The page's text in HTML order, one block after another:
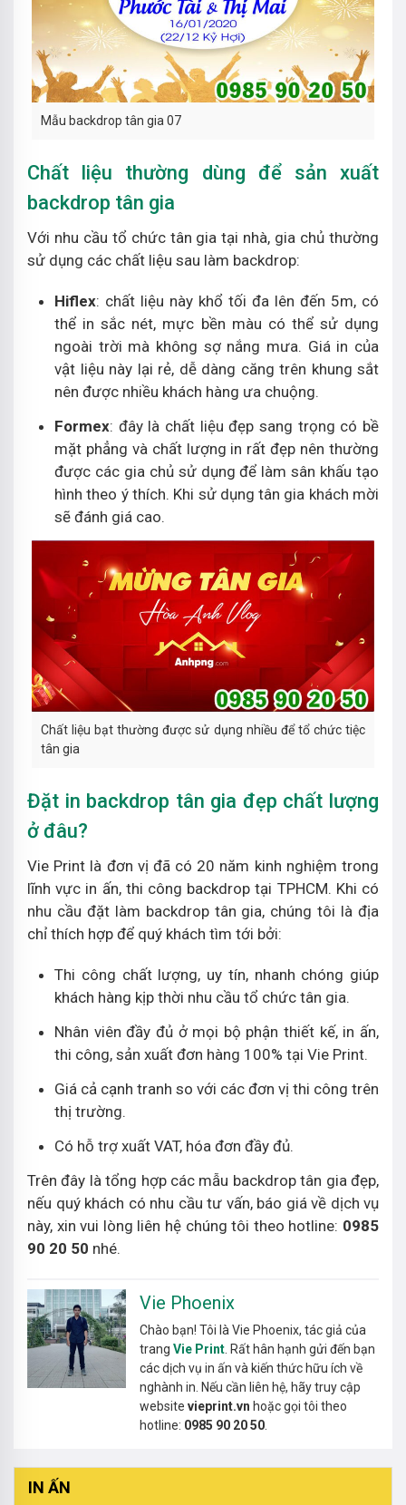
Mẫu backdrop tân gia 07
Chất liệu thường dùng để sản xuất
backdrop tân gia
Với nhu cầu tổ chức tân gia tại nhà, gia chủ thường
sử dụng các chất liệu sau làm backdrop:
Hiflex: chất liệu này khổ tối đa lên đến 5m, có
thể in sắc nét, mực bền màu có thể sử dụng
ngoài trời mà không sợ nắng mưa. Giá in của
vật liệu này lại rẻ, dễ dàng căng trên khung sắt
nên được nhiều khách hàng ưa chuộng.
Formex: đây là chất liệu đẹp sang trọng có bề
mặt phẳng và chất lượng in rất đẹp nên thường
được các gia chủ sử dụng để làm sân khấu tạo
hình theo ý thích. Khi sử dụng tân gia khách mời
sẽ đánh giá cao.
Chất liệu bạt thường được sử dụng nhiều để tổ chức tiệc
tân gia
Đặt in backdrop tân gia đẹp chất lượng
ở đâu?
Vie Print là đơn vị đã có 20 năm kinh nghiệm trong
lĩnh vực in ấn, thi công backdrop tại TPHCM. Khi có
nhu cầu đặt làm backdrop tân gia, chúng tôi là địa
chỉ thích hợp để quý khách tìm tới bởi:
Thi công chất lượng, uy tín, nhanh chóng giúp
khách hàng kịp thời nhu cầu tổ chức tân gia.
Nhân viên đầy đủ ở mọi bộ phận thiết kế, in ấn,
thi công, sản xuất đơn hàng 100% tại Vie Print.
Giá cả cạnh tranh so với các đơn vị thi công trên
thị trường.
Có hỗ trợ xuất VAT, hóa đơn đầy đủ.
Trên đây là tổng hợp các mẫu backdrop tân gia đẹp,
nếu quý khách có nhu cầu tư vấn, báo giá về dịch vụ
này, xin vui lòng liên hệ chúng tôi theo hotline: 0985
90 20 50 nhé.
Vie Phoenix
Chào bạn! Tôi là Vie Phoenix, tác giả của
trangVie Print . Rất hân hạnh gửi đến bạn
các dịch vụ in ấn và kiến thức hữu ích về
nghành in. Nếu cần liên hệ, hãy truy cập
websitevieprint.vn hoặc gọi tôi theo
hotline: 0985 90 20 50
IN ẤN